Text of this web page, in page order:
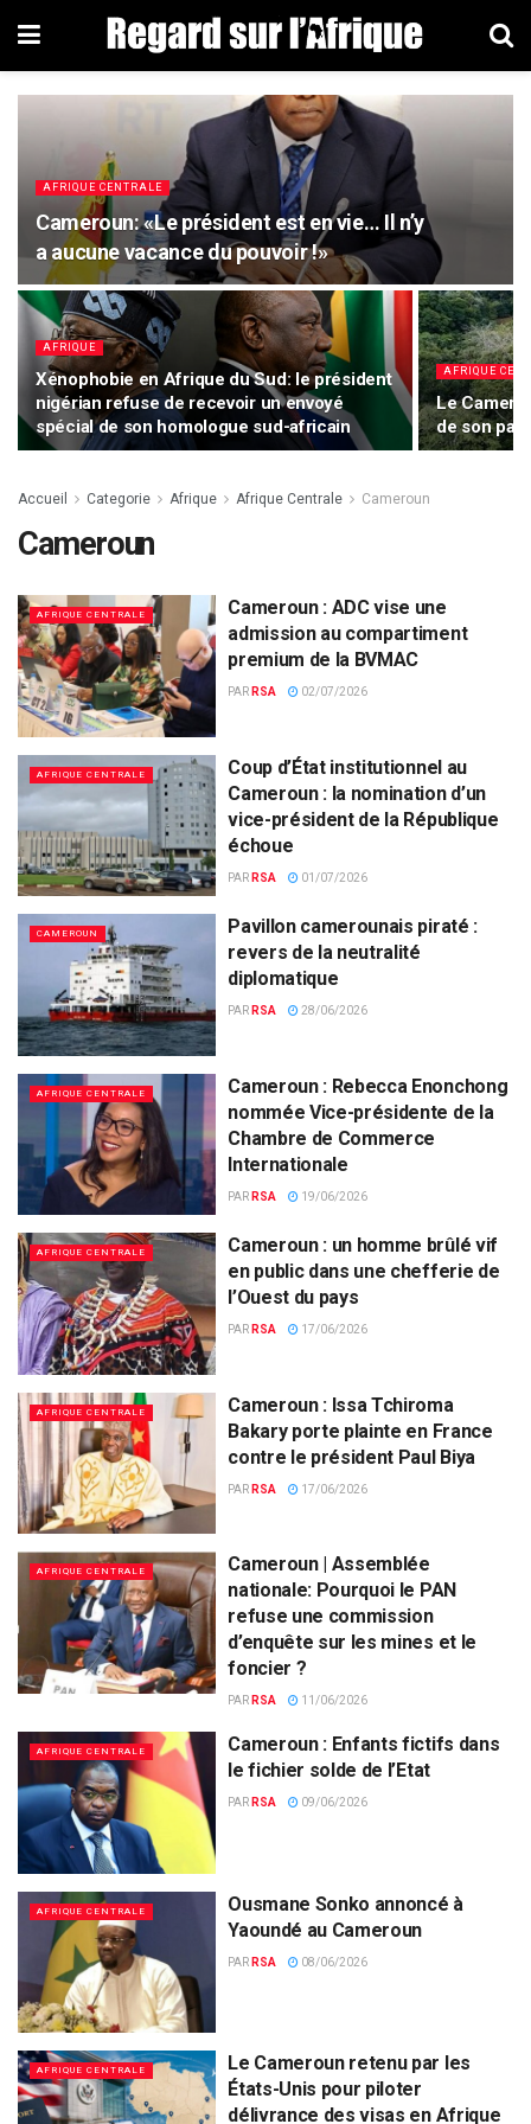
AFRIQUE CENTRALE
Cameroun: «Le président est en vie… Il n’y
a aucune vacance du pouvoir !»
AFRIQUE
Xénophobie en Afrique du Sud: le président
nigérian refuse de recevoir un envoyé
spécial de son homologue sud-africain
AFRIQUE
Le
de son
Accueil Categorie Afrique Afrique Centrale Cameroun
Cameroun
AFRIQUE CENTRALE
Cameroun : ADC vise une
admission au compartiment
premium de la BVMAC
PAR RSA 02/07/2026
AFRIQUE CENTRALE
Coup d’État institutionnel au
Cameroun : la nomination d’un
vice-président de la République
échoue
PAR RSA 01/07/2026
CAMEROUN
Pavillon camerounais piraté :
revers de la neutralité
diplomatique
PAR RSA 28/06/2026
AFRIQUE CENTRALE
Cameroun : Rebecca Enonchong
nommée Vice-présidente de la
Chambre de Commerce
Internationale
PAR RSA 19/06/2026
AFRIQUE CENTRALE
Cameroun : un homme brûlé vif
en public dans une chefferie de
l’Ouest du pays
PAR RSA 17/06/2026
AFRIQUE CENTRALE
Cameroun : Issa Tchiroma
Bakary porte plainte en France
contre le président Paul Biya
PAR RSA 17/06/2026
AFRIQUE CENTRALE
Cameroun | Assemblée
nationale: Pourquoi le PAN
refuse une commission
d’enquête sur les mines et le
foncier ?
PAR RSA 11/06/2026
AFRIQUE CENTRALE
Cameroun : Enfants fictifs dans
le fichier solde de l’Etat
PAR RSA 09/06/2026
AFRIQUE CENTRALE
Ousmane Sonko annoncé à
Yaoundé au Cameroun
PAR RSA 08/06/2026
AFRIQUE CENTRALE
Le Cameroun retenu par les
États-Unis pour piloter
délivrance des visas en Afrique